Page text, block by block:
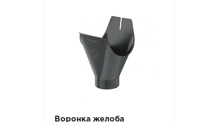
Воронка желоба